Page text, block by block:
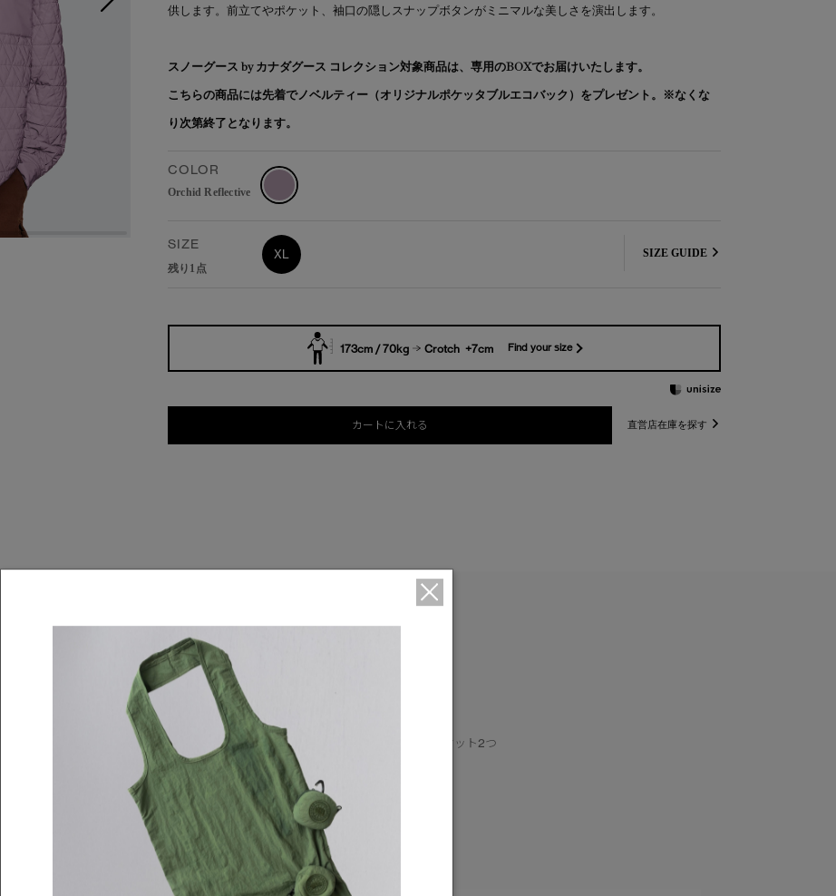
供します。前立てやポケット、袖口の隠しスナップボタンがミニマルな美しさを演出します。
スノーグース by カナダグース コレクション対象商品は、専用のBOXでお届けいたします。
こちらの商品には先着でノベルティー（オリジナルポケッタブルエコバック）をプレゼント。※なくな
り次第終了となります。
COLOR
Orchid Reflective
SIZE
残り1点
XL SIZE GUIDE
173cm / 70kg Crotch +7cm Find your size
カートに入れる 直営店在庫を探す
DETAIL
前立てに隠しメタルスナップボタン
隠しメタルスナップボタン付きの胸ポケット1つ、ハンドポケット2つ
袖口に隠しメタルスナップボタン
内側にセキュリティポケットを装備
仕様が変更する場合がございます。